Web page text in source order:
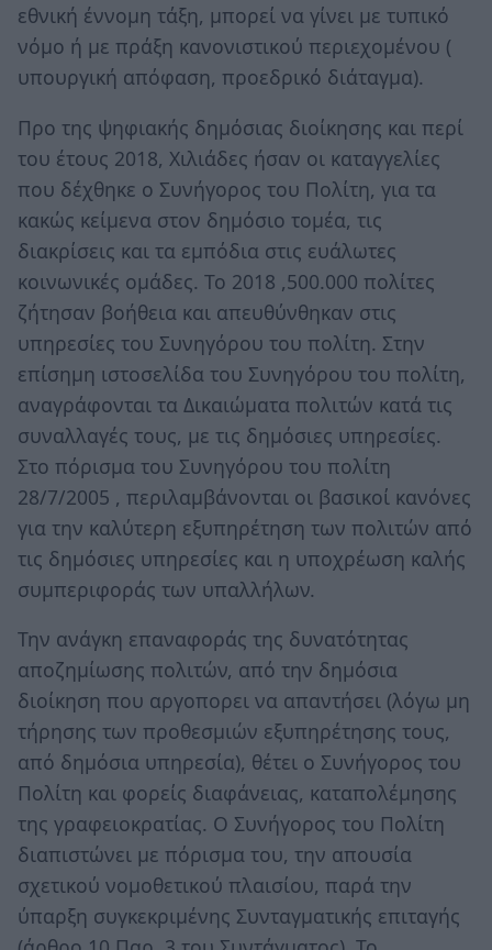
εθνική έννομη τάξη, μπορεί να γίνει με τυπικό
νόμο ή με πράξη κανονιστικού περιεχομένου (
υπουργική απόφαση, προεδρικό διάταγμα).
Προ της ψηφιακής δημόσιας διοίκησης και περί
του έτους 2018, Χιλιάδες ήσαν οι καταγγελίες
που δέχθηκε ο Συνήγορος του Πολίτη, για τα
κακώς κείμενα στον δημόσιο τομέα, τις
διακρίσεις και τα εμπόδια στις ευάλωτες
κοινωνικές ομάδες. Το 2018 ,500.000 πολίτες
ζήτησαν βοήθεια και απευθύνθηκαν στις
υπηρεσίες του Συνηγόρου του πολίτη. Στην
επίσημη ιστοσελίδα του Συνηγόρου του πολίτη,
αναγράφονται τα Δικαιώματα πολιτών κατά τις
συναλλαγές τους, με τις δημόσιες υπηρεσίες.
Στο πόρισμα του Συνηγόρου του πολίτη
28/7/2005 , περιλαμβάνονται οι βασικοί κανόνες
για την καλύτερη εξυπηρέτηση των πολιτών από
τις δημόσιες υπηρεσίες και η υποχρέωση καλής
συμπεριφοράς των υπαλλήλων.
Την ανάγκη επαναφοράς της δυνατότητας
αποζημίωσης πολιτών, από την δημόσια
διοίκηση που αργοπορει να απαντήσει (λόγω μη
τήρησης των προθεσμιών εξυπηρέτησης τους,
από δημόσια υπηρεσία), θέτει ο Συνήγορος του
Πολίτη και φορείς διαφάνειας, καταπολέμησης
της γραφειοκρατίας. Ο Συνήγορος του Πολίτη
διαπιστώνει με πόρισμα του, την απουσία
σχετικού νομοθετικού πλαισίου, παρά την
ύπαρξη συγκεκριμένης Συνταγματικής επιταγής